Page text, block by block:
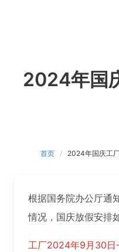
2024年国
首页 2024年国庆工
根据国务院办公厅通
情况，国庆放假安排
工厂2024年9月30